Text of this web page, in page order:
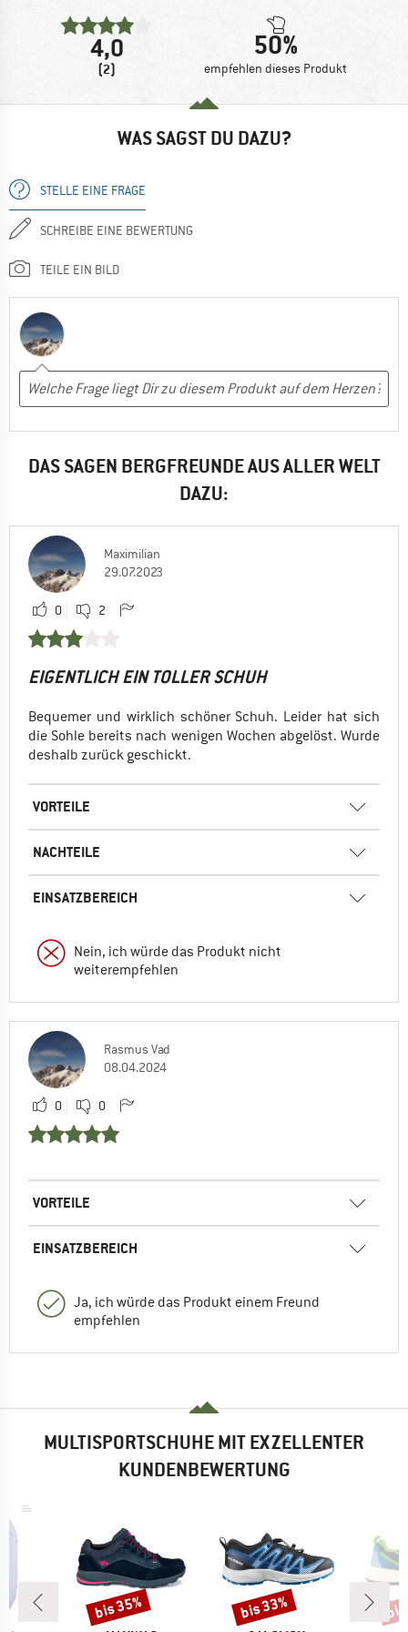
4,0
(2)
50%
empfehlen dieses Produkt
WAS SAGST DU DAZU?
STELLE EINE FRAGE
SCHREIBE EINE BEWERTUNG
TEILE EIN BILD
DAS SAGEN BERGFREUNDE AUS ALLER WELT
DAZU:
Maximilian
29.07.2023
0 2
EIGENTLICH EIN TOLLER SCHUH
Bequemer und wirklich schöner Schuh. Leider hat sich
die Sohle bereits nach wenigen Wochen abgelöst. Wurde
deshalb zurück geschickt.
VORTEILE
NACHTEILE
EINSATZBEREICH
Nein, ich würde das Produkt nicht
weiterempfehlen
Rasmus Vad
08.04.2024
0 0
VORTEILE
EINSATZBEREICH
Ja, ich würde das Produkt einem Freund
empfehlen
MULTISPORTSCHUHE MIT EXZELLENTER
KUNDENBEWERTUNG
Rabatt
bis 35% Rabatt
bis 33%